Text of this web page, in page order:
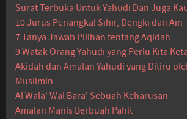
Surat Terbuka Untuk Yahudi Dan Juga
10 Jurus Penangkal Sihir, Dengki dan Ain
7 Tanya Jawab Pilihan tentang Aqidah
9 Watak Orang Yahudi yang Perlu Kita
Akidah dan Amalan Yahudi yang Ditiru
Muslimin
Al Wala' Wal Bara' Sebuah Keharusan
Amalan Manis Berbuah Pahit